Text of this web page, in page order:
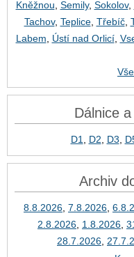
Kněžnou Semily, Sokolov,
Tachov, Teplice, Třebíč,
Labem
Ústí nad Orlicí,
Dálnice
D1 D2 D3
Archiv
8.8.2026 7.8.2026
2.8.2026 1.8.2026
28.7.2026